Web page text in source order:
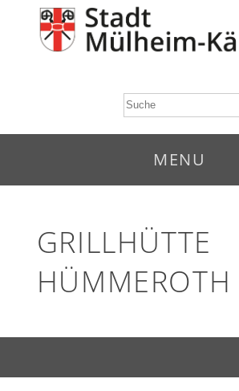
MENU
GRILLHÜTTE
HÜMMEROTH